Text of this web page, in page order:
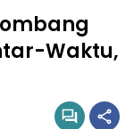
Waktu,